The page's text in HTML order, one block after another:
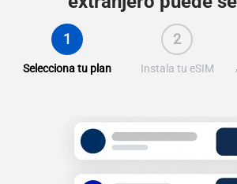
1
Selecciona tu plan
2
Instala tu eSIM